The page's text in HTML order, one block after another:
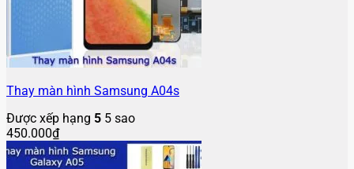
Thay màn hình Samsung A04s
Được xếp hạng 5 5 sao
450.000₫